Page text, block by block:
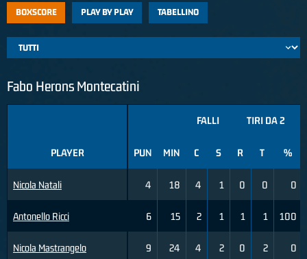
BOXSCORE PLAY BY PLAY TABELLINO
Fabo Herons Montecatini
PLAYER
Nicola Natali
Antonello Ricci
Nicola Mastrangelo
FALLI TIRI DA 2
PUN MIN C S R T %
4 18 4 1 0 0 0
6 15 2 1 1 1 100
9 24 4 2 0 2 0